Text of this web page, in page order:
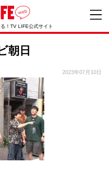
！TV LIFE公式サイト
朝日
2023年07月10日